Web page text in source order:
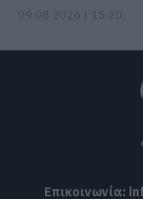
Επικοινωνία: